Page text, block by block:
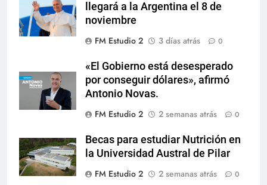
llegará a la Argentina el 8 de
noviembre
FM Estudio 2
3 días atrás 0
«El Gobierno está desesperado
por conseguir dólares», afirmó
Antonio Novas.
FM Estudio 2
2 semanas atrás 0
Becas para estudiar Nutrición en
la Universidad Austral de Pilar
FM Estudio 2
2 semanas atrás 0